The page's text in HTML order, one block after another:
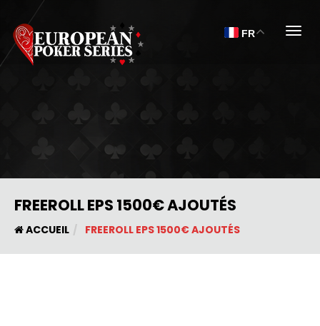
FR
FREEROLL EPS 1500€ AJOUTÉS
ACCUEIL FREEROLL EPS 1500€ AJOUTÉS